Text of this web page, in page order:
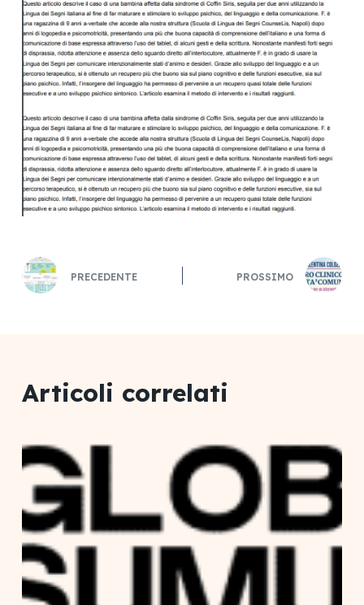
PRECEDENTE PROSSIMO
Articoli correlati